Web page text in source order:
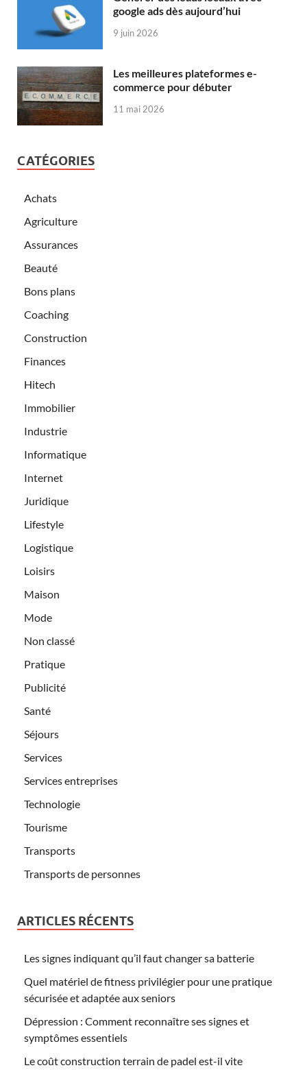
google ads dès aujourd’hui
9 juin 2026
Les meilleures plateformes e-
commerce pour débuter
11 mai 2026
CATÉGORIES
Achats
Agriculture
Assurances
Beauté
Bons plans
Coaching
Construction
Finances
Hitech
Immobilier
Industrie
Informatique
Internet
Juridique
Lifestyle
Logistique
Loisirs
Maison
Mode
Non classé
Pratique
Publicité
Santé
Séjours
Services
Services entreprises
Technologie
Tourisme
Transports
Transports de personnes
ARTICLES RÉCENTS
Les signes indiquant qu’il faut changer sa batterie
Quel matériel de fitness privilégier pour une pratique
sécurisée et adaptée aux seniors
Dépression : Comment reconnaître ses signes et
symptômes essentiels
Le coût construction terrain de padel est-il vite